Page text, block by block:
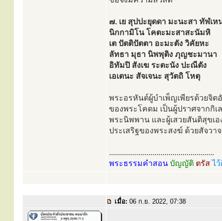
๗. เย สุปปะยุดดา มะนะสา ทัฬเห
นิกกามิโน โคตะมะสาสะนัมหิ
เต ปัตติปัตตา อะมะตัง วิคัยหะ
ลัทธา มุธา นิพพุติง ภุญชะมานา
อิทัมปิ สังเฆ ระตะนัง ปะณีตัง
เอเตนะ สัจเจนะ สุวัตถิ โหตุ
พระอรหันต์ผู้บำเพ็ญเพียรด้วยจิต
ของพระโคดม เป็นผู้ปราศจากกิเ
พระนิพพาน และผู้เสวยสันติสุขเ
ประเสริฐของพระสงฆ์ ด้วยสัจว
.....................................................
พระธรรมคำสอน บัญญัติ ตรัสไ
เมื่อ: 06 ก.ย. 2022, 07:38